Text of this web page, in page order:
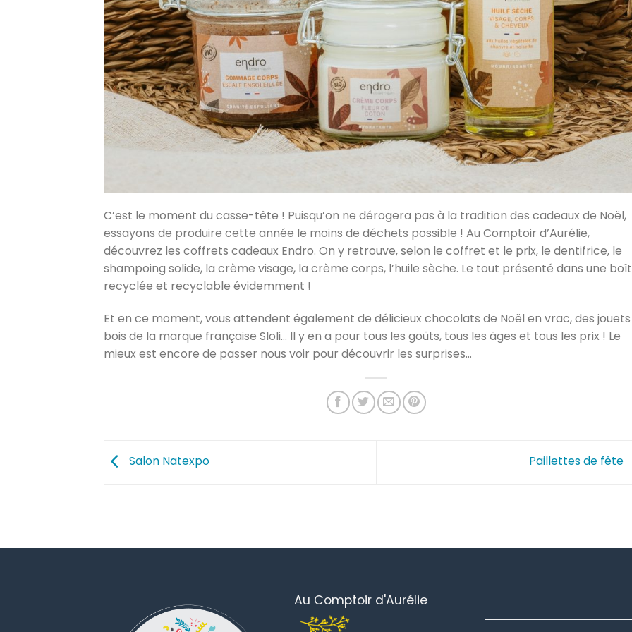
C’est le moment du casse-tête ! Puisqu’on ne dérogera pas à la tradition des cadeaux de Noël,
essayons de produire cette année le moins de déchets possible ! Au Comptoir d’Aurélie,
découvrez les coffrets cadeaux Endro. On y retrouve, selon le coffret et le prix, le dentifrice, le
shampoing solide, la crème visage, la crème corps, l’huile sèche. Le tout présenté dans une
recyclée et recyclable évidemment !
Et en ce moment, vous attendent également de délicieux chocolats de Noël en vrac, des
bois de la marque française Sloli… Il y en a pour tous les goûts, tous les âges et tous les prix ! Le
mieux est encore de passer nous voir pour découvrir les surprises…
Salon Natexpo Paillettes de fête
Au Comptoir d'Aurélie